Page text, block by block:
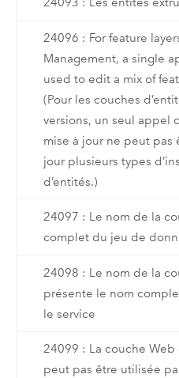
24096 : For feature
Management, a single
used to edit a mix of
(Pour les couches
versions, un seul appel
mise à jour ne peut pas
jour plusieurs types
d’entités.)
24097 : Le nom de la
complet du jeu de
24098 : Le nom de la
présente le nom
le service
24099 : La couche
peut pas être utilisée